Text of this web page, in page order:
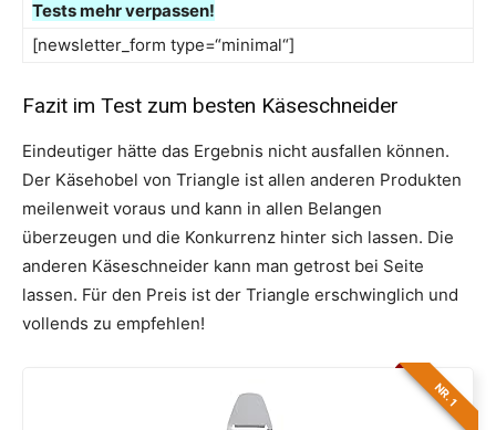
Tests mehr verpassen!
[newsletter_form type=“minimal“]
Fazit im Test zum besten Käseschneider
Eindeutiger hätte das Ergebnis nicht ausfallen können.
Der Käsehobel von Triangle ist allen anderen Produkten
meilenweit voraus und kann in allen Belangen
überzeugen und die Konkurrenz hinter sich lassen. Die
anderen Käseschneider kann man getrost bei Seite
lassen. Für den Preis ist der Triangle erschwinglich und
vollends zu empfehlen!
NR. 1